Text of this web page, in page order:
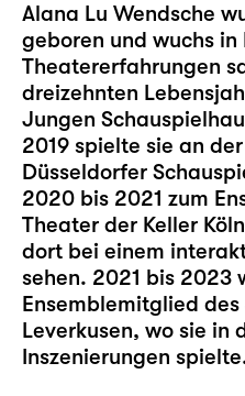
Alana Lu Wendsche
geboren und wuchs
Theatererfahrungen
dreizehnten
Jungen
2019 spielte sie an
Düsseldorfer
2020 bis 2021 zum
Theater der Keller
dort bei einem
sehen. 2021 bis 2023
Ensemblemitglied
Leverkusen, wo sie in
Inszenierungen